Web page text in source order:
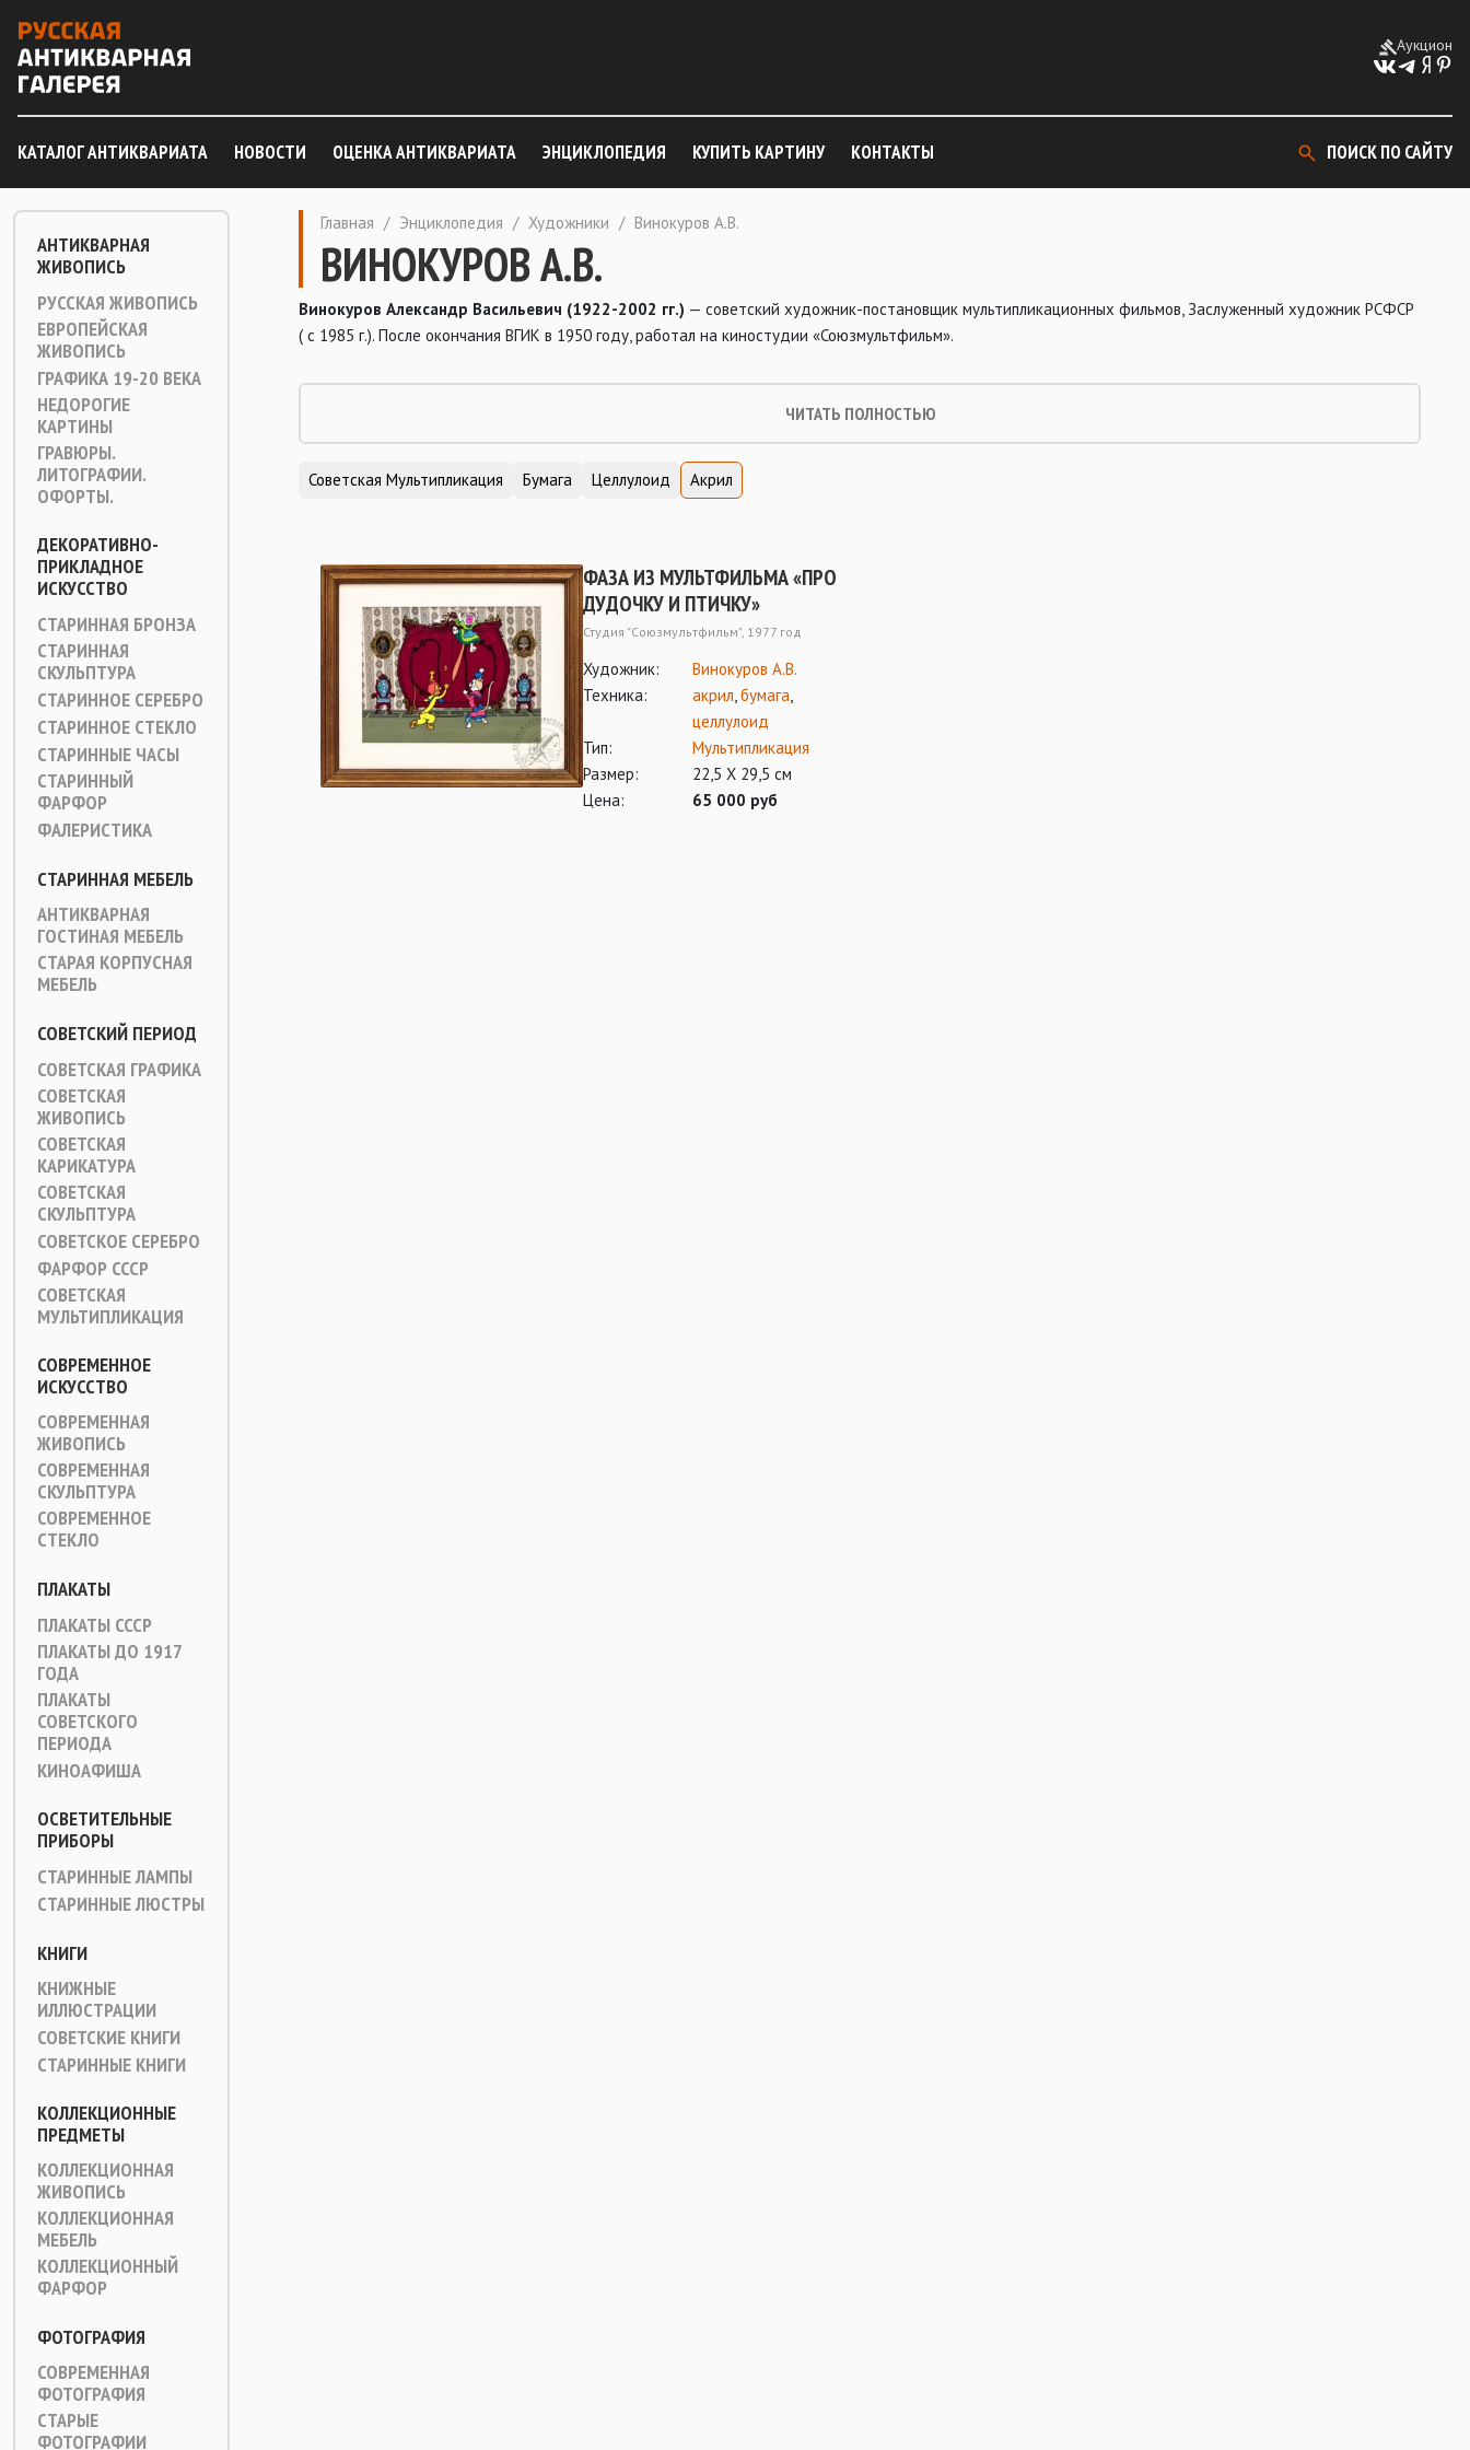
Аукцион
КАТАЛОГ АНТИКВАРИАТА НОВОСТИ ОЦЕНКА АНТИКВАРИАТА ЭНЦИКЛОПЕДИЯ КУПИТЬ КАРТИНУ КОНТАКТЫ ПОИСК ПО САЙТУ
АНТИКВАРНАЯ
ЖИВОПИСЬ
РУССКАЯ ЖИВОПИСЬ
ЕВРОПЕЙСКАЯ
ЖИВОПИСЬ
ГРАФИКА 19-20 ВЕКА
НЕДОРОГИЕ
КАРТИНЫ
ГРАВЮРЫ.
ЛИТОГРАФИИ.
ОФОРТЫ.
ДЕКОРАТИВНО-
ПРИКЛАДНОЕ
ИСКУССТВО
СТАРИННАЯ БРОНЗА
СТАРИННАЯ
СКУЛЬПТУРА
СТАРИННОЕ СЕРЕБРО
СТАРИННОЕ СТЕКЛО
СТАРИННЫЕ ЧАСЫ
СТАРИННЫЙ
ФАРФОР
ФАЛЕРИСТИКА
СТАРИННАЯ МЕБЕЛЬ
АНТИКВАРНАЯ
ГОСТИНАЯ МЕБЕЛЬ
СТАРАЯ КОРПУСНАЯ
МЕБЕЛЬ
СОВЕТСКИЙ ПЕРИОД
СОВЕТСКАЯ ГРАФИКА
СОВЕТСКАЯ
ЖИВОПИСЬ
СОВЕТСКАЯ
КАРИКАТУРА
СОВЕТСКАЯ
СКУЛЬПТУРА
СОВЕТСКОЕ СЕРЕБРО
ФАРФОР СССР
СОВЕТСКАЯ
МУЛЬТИПЛИКАЦИЯ
СОВРЕМЕННОЕ
ИСКУССТВО
СОВРЕМЕННАЯ
ЖИВОПИСЬ
СОВРЕМЕННАЯ
СКУЛЬПТУРА
СОВРЕМЕННОЕ
СТЕКЛО
ПЛАКАТЫ
ПЛАКАТЫ СССР
ПЛАКАТЫ ДО 1917
ГОДА
ПЛАКАТЫ
СОВЕТСКОГО
ПЕРИОДА
КИНОАФИША
ОСВЕТИТЕЛЬНЫЕ
ПРИБОРЫ
СТАРИННЫЕ ЛАМПЫ
СТАРИННЫЕ ЛЮСТРЫ
КНИГИ
КНИЖНЫЕ
ИЛЛЮСТРАЦИИ
СОВЕТСКИЕ КНИГИ
СТАРИННЫЕ КНИГИ
КОЛЛЕКЦИОННЫЕ
ПРЕДМЕТЫ
КОЛЛЕКЦИОННАЯ
ЖИВОПИСЬ
КОЛЛЕКЦИОННАЯ
МЕБЕЛЬ
КОЛЛЕКЦИОННЫЙ
ФАРФОР
ФОТОГРАФИЯ
СОВРЕМЕННАЯ
ФОТОГРАФИЯ
СТАРЫЕ
ФОТОГРАФИИ
Главная / Энциклопедия / Художники / Винокуров А.В.
ВИНОКУРОВ А.В.
Винокуров Александр Васильевич (1922-2002 гг.) — советский художник-постановщик мультипликационных фильмов, Заслуженный художник РСФСР
( с 1985 г.). После окончания ВГИК в 1950 году, работал на киностудии «Союзмультфильм».
ЧИТАТЬ ПОЛНОСТЬЮ
Советская Мультипликация Бумага Целлулоид Акрил
ФАЗА ИЗ МУЛЬТФИЛЬМА «ПРО
ДУДОЧКУ И ПТИЧКУ»
Студия "Союзмультфильм", 1977 год
Художник:
Винокуров А.В.
Техника:
акрил,бумага,
целлулоид
Тип:
Мультипликация
Размер:
22,5 Х 29,5 см
Цена:
65 000 руб